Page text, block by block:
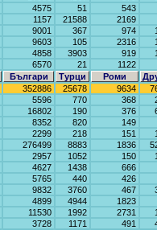
4575 51
543
1157 21588
2169
9001 367 974
9603 105 2316
4858 3903 919
6570 21
1122
Българи Турци Роми
352886 25678 9634
5596 770 368
16802 190 376
8352 820
149
2299 218 151
276499 8883 1836
2957 1052 150
4627 1438
666
5765 440
426
9832 3760 467
4899 4944
1823
11530 1992 2731
3728 1171 491